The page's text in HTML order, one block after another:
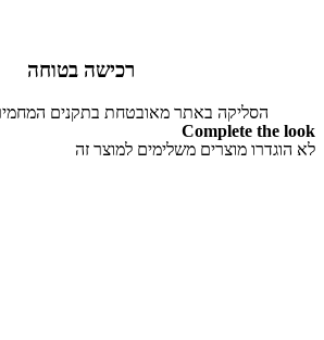
רכישה בטוחה
הסליקה באתר מאובטחת בתקנים
Complete the look
לא הוגדרו מוצרים משלימים למוצר זה